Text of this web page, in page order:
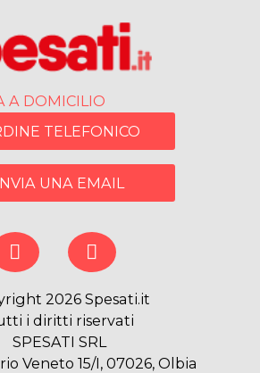
A DOMICILIO
TELEFONICO
UNA EMAIL
2026 Spesati.it
i diritti riservati
SPESATI SRL
Veneto 15/I, 07026, Olbia